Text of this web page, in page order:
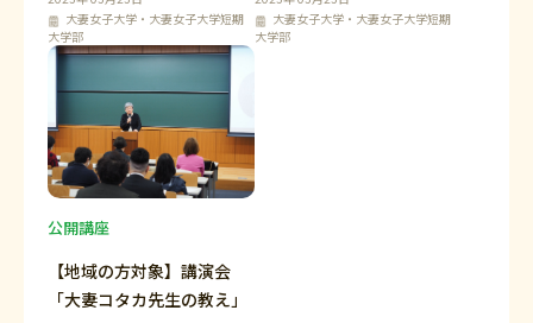
大妻女子大学・大妻女子大学短期
大学部
大妻女子大学・大妻女子大学短期
大学部
公開講座
【地域の方対象】講演会
「大妻コタカ先生の教え」